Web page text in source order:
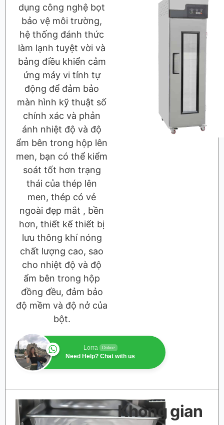
dụng công nghệ bọt
bảo vệ môi trường,
hệ thống đánh thức
làm lạnh tuyệt vời và
bảng điều khiển cảm
ứng máy vi tính tự
động để đảm bảo
màn hình kỹ thuật số
chính xác và phản
ánh nhiệt độ và độ
ẩm bên trong hộp lên
men, bạn có thể kiểm
soát tốt hơn trạng
thái của thép lên
men, thép có vẻ
ngoài đẹp mắt , bền
hơn, thiết kế thiết bị
lưu thông khí nóng
chất lượng cao, sao
cho nhiệt độ và độ
ẩm bên trong hộp
đồng đều, đảm bảo
độ mềm và độ nở của
bột.
Lorra Online
Need Help? Chat with us
Không gian